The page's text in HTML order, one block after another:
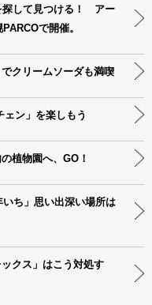
探して見つける！ アー
で開催。
クリームソーダも満喫
ン」を楽しもう
植物園へ、GO！
ち」思い出深い場所は
クス」はこう対処す